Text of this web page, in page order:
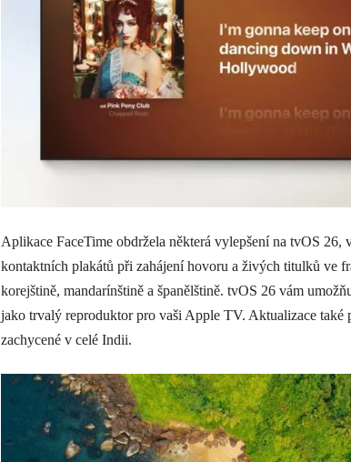
Aplikace FaceTime obdržela některá vylepšení na tvOS 26,
kontaktních plakátů při zahájení hovoru a živých titulků ve
korejštině, mandarínštině a španělštině. tvOS 26 vám
jako trvalý reproduktor pro vaši Apple TV. Aktualizace také
zachycené v celé Indii.